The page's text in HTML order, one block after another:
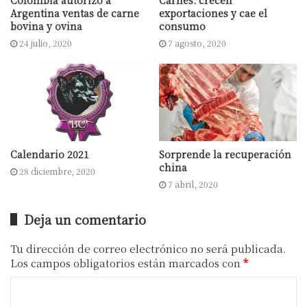
En este punto, el funcionario reconoció
que “hablamos con la cámara de
importadores de Estados Unidos y
concluimos que hay que armar estrategias
que sean consistentes en el tiempo para
desarrollar canales de comercialización
que posicionen productos que están
dentro del consumo estadounidense, que
es el de carnes bovinas. Es un tema a
Por otro lado, el funcionario puso de
relieve el nivel de cumplimiento de la
Argentina con sus compromisos
Argentina ventas de carne
bovina y ovina
24 julio, 2020
exportaciones y cae el
consumo
7 agosto, 2020
Calendario 2021
28 diciembre, 2020
Sorprende la recuperación
china
7 abril, 2020
Deja un comentario
Tu dirección de correo electrónico no será publicada.
Los campos obligatorios están marcados con *